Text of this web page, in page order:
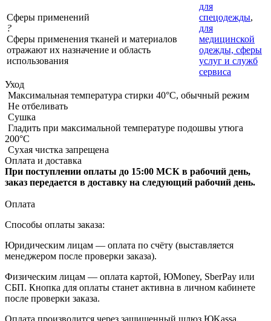
Сферы применений
?
Сферы применения тканей и материалов
отражают их назначение и область
использования
для
спецодежды,
для
медицинской
одежды, сферы
услуг и служб
сервиса
Уход
Максимальная температура стирки 40°C, обычный режим
Не отбеливать
Сушка
Гладить при максимальной температуре подошвы утюга
200°C
Сухая чистка запрещена
Оплата и доставка
При поступлении оплаты до 15:00 МСК в рабочий день,
заказ передается в доставку на следующий рабочий день.
Оплата
Способы оплаты заказа:
Юридическим лицам — оплата по счёту (выставляется
менеджером после проверки заказа).
Физическим лицам — оплата картой, ЮMoney, SberPay или
СБП. Кнопка для оплаты станет активна в личном кабинете
после проверки заказа.
Оплата производится через защищенный шлюз ЮKassa,